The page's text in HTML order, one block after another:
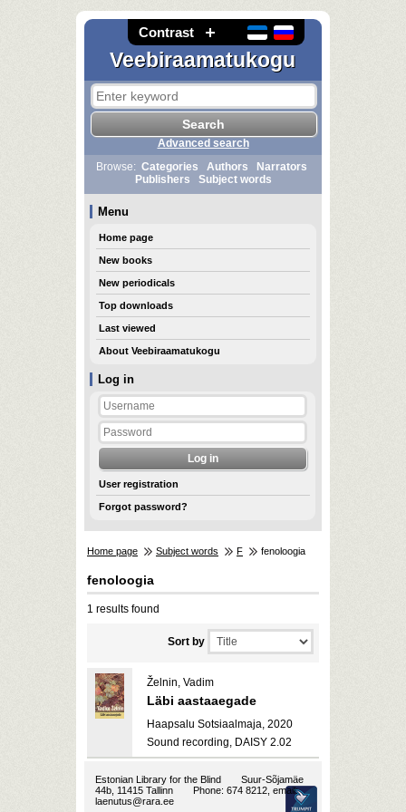
Contrast
Veebiraamatukogu
Log in
User registration
Forgot password?
Advanced search
Browse: Categories Authors
Narrators
Publishers
Subject words
Menu
Home page
New books
New periodicals
Top downloads
Last viewed
About Veebiraamatukogu
Home page Subject words F fenoloogia
fenoloogia
1 results found
Sort by
Želnin, Vadim
Läbi aastaaegade
Haapsalu Sotsiaalmaja, 2020
Sound recording, DAISY 2.02
Estonian Library for the Blind
Suur-Sõjamäe
44b, 11415 Tallinn
Phone: 674 8212, email:
laenutus@rara.ee